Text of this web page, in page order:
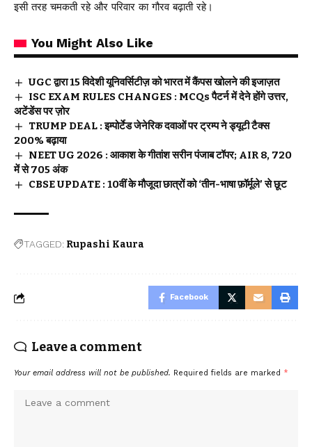
इसी तरह चमकती रहे और परिवार का गौरव बढ़ाती रहे।
You Might Also Like
UGC द्वारा 15 विदेशी यूनिवर्सिटीज़ को भारत में कैंपस खोलने की इजाज़त
ISC EXAM RULES CHANGES : MCQs पैटर्न में देने होंगे उत्तर,
अटेंडेंस पर ज़ोर
TRUMP DEAL : इम्पोर्टेड जेनेरिक दवाओं पर ट्रम्प ने ड्यूटी टैक्स
200% बढ़ाया
NEET UG 2026 : आकाश के गीतांश सरीन पंजाब टॉपर; AIR 8, 720
में से 705 अंक
CBSE UPDATE : 10वीं के मौजूदा छात्रों को ‘तीन-भाषा फ़ॉर्मूले’ से छूट
TAGGED: Rupashi Kaura
Facebook
Leave a comment
Your email address will not be published. Required fields are marked *